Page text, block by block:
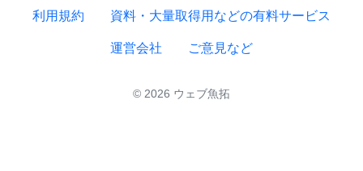
利用規約 資料・大量取得用などの有料サービス
運営会社 ご意見など
© 2026 ウェブ魚拓